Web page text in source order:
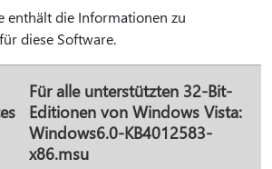
enthält die Informationen zu
diese Software.
Für alle unterstützten 32-Bit-
Editionen von Windows Vista:
Windows6.0-KB4012583-
x86.msu